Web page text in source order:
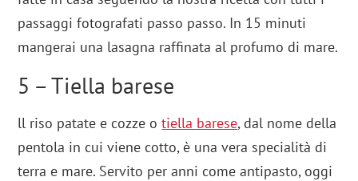
passaggi fotografati passo passo. In 15 minuti
mangerai una lasagna raffinata al profumo di mare.
5 – Tiella barese
ll riso patate e cozze otiella barese, dal nome della
pentola in cui viene cotto, è una vera specialità di
terra e mare. Servito per anni come antipasto, oggi